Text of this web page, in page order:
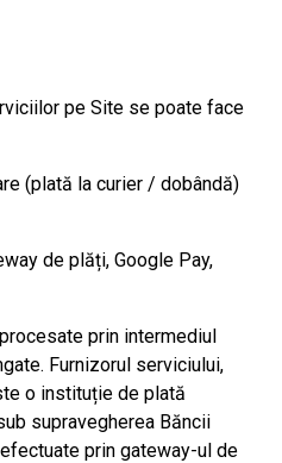
pe Site se poate face
(plată la curier / dobândă)
de plăți, Google Pay,
prin intermediul
Furnizorul serviciului,
o instituție de plată
supravegherea Băncii
prin gateway-ul de